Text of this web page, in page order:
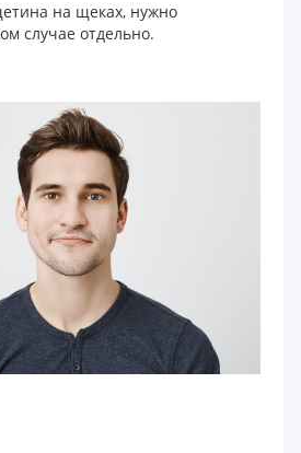
на щеках, нужно
случае отдельно.